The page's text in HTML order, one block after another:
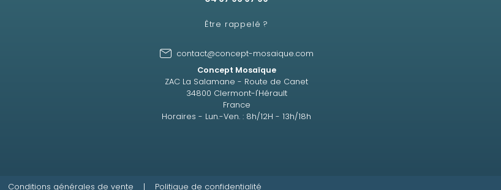
Être rappelé ?
contact@concept-mosaique.com
Concept Mosaïque
ZAC La Salamane - Route de Canet
34800 Clermont-l'Hérault
France
Horaires - Lun.-Ven. : 8h/12H - 13h/18h
Conditions générales de vente | Politique de confidentialité